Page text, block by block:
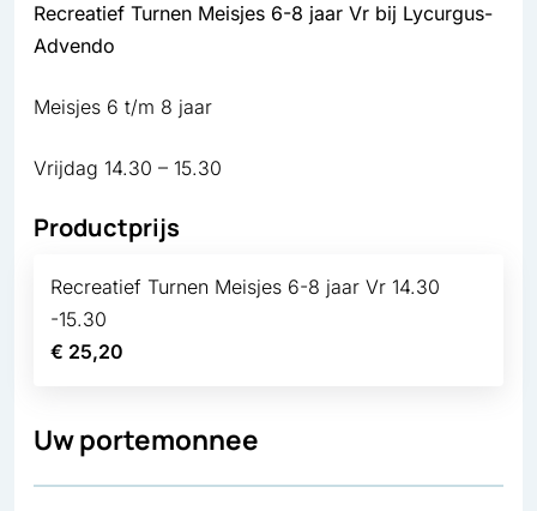
Recreatief Turnen Meisjes 6-8 jaar Vr bij Lycurgus-
Advendo
Meisjes 6 t/m 8 jaar
Vrijdag 14.30 – 15.30
Productprijs
Recreatief Turnen Meisjes 6-8 jaar Vr 14.30
-15.30
€ 25,20
Uw portemonnee